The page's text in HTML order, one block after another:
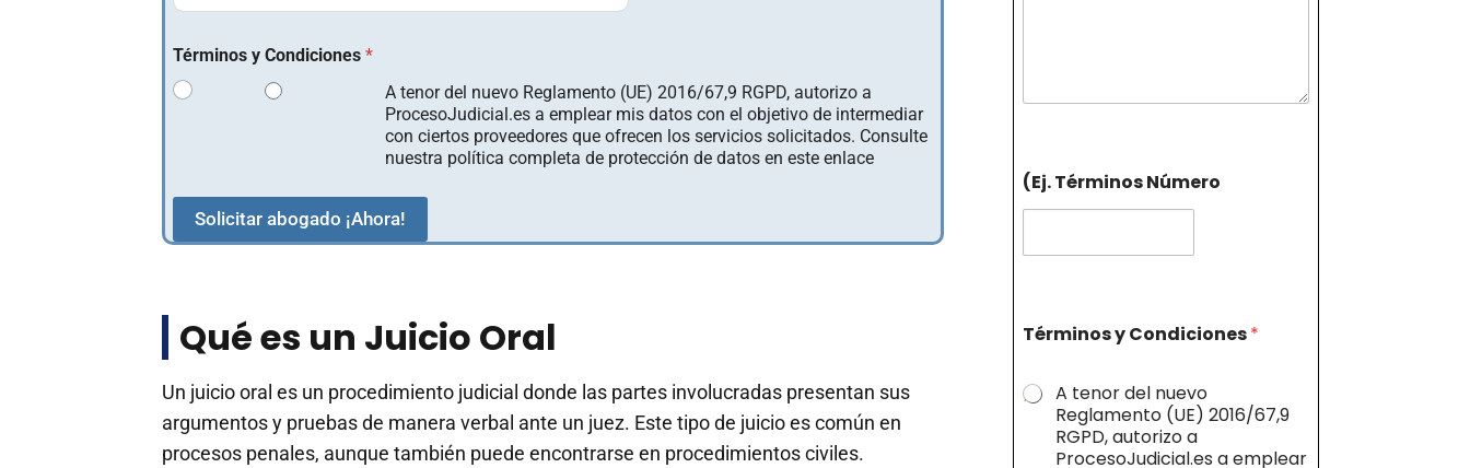
Términos y Condiciones *
A tenor del nuevo Reglamento (UE) 2016/67,9 RGPD, autorizo a
ProcesoJudicial.es a emplear mis datos con el objetivo de intermediar
con ciertos proveedores que ofrecen los servicios solicitados. Consulte
nuestra política completa de protección de datos en este enlace
Solicitar abogado ¡Ahora!
Qué es un Juicio Oral
Un juicio oral es un procedimiento judicial donde las partes involucradas presentan sus
argumentos y pruebas de manera verbal ante un juez. Este tipo de juicio es común en
procesos penales, aunque también puede encontrarse en procedimientos civiles.
(Ej. Términos Número
Términos y Condiciones*
A tenor del nuevo
Reglamento (UE) 2016/67,9
RGPD, autorizo a
ProcesoJudicial.es a emplear